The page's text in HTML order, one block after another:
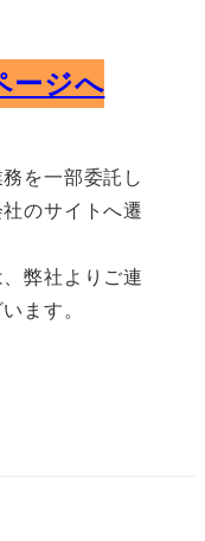
ージへ
を一部委託し
のサイトへ遷
弊社よりご連
ます。